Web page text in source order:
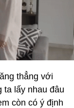
thẳng với
ta lấy nhau đâu
còn có ý định